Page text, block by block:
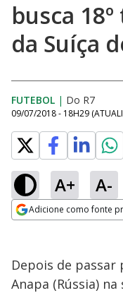
busca
da Suíça
FUTEBOL | Do R7
09/07/2018 - 18H29
A+ A-
Adicione como fonte
Depois de passar
Anapa (Rússia)